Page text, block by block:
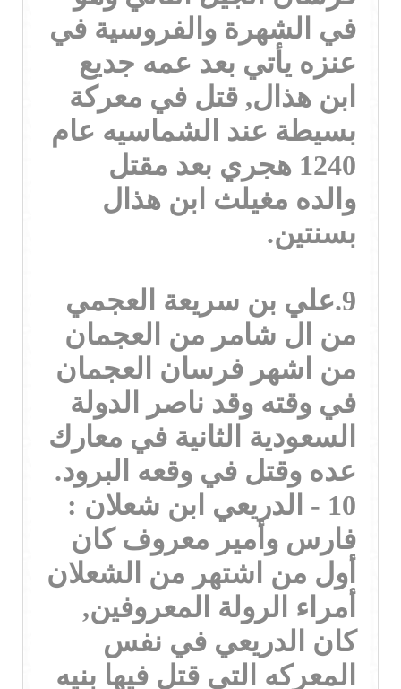
في الشهرة والفروسية في
عنزه يأتي بعد عمه جديع
ابن هذال, قتل في معركة
بسيطة عند الشماسيه عام
1240 هجري بعد مقتل
والده مغيلث ابن هذال
بسنتين.
9.علي بن سريعة العجمي
من ال شامر من العجمان
من اشهر فرسان العجمان
في وقته وقد ناصر الدولة
السعودية الثانية في معارك
عده وقتل في وقعه البرود.
10 - الدريعي ابن شعلان :
فارس وأمير معروف كان
أول من اشتهر من الشعلان
أمراء الرولة المعروفين,
كان الدريعي في نفس
المعركه التي قتل فيها بنيه